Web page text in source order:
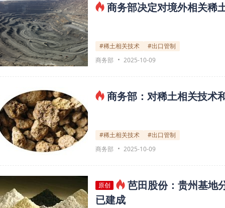
商务部决定对境外相关稀
#稀土相关技术
#出口管制
商务部
2025-10-09
商务部：对稀土相关技术
#稀土相关技术
#出口管制
商务部
2025-10-09
原创
芭田股份：贵州基地
已建成